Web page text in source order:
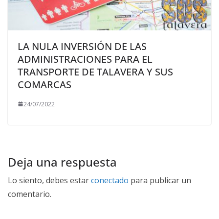
LA NULA INVERSIÓN DE LAS
ADMINISTRACIONES PARA EL
TRANSPORTE DE TALAVERA Y SUS
COMARCAS
24/07/2022
Deja una respuesta
Lo siento, debes estarconectado para publicar un
comentario.